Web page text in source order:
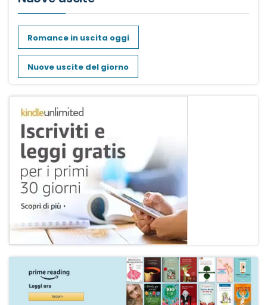
Romance in uscita oggi
Nuove uscite del giorno